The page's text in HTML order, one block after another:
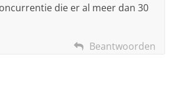
die er al meer dan 30
Beantwoorden